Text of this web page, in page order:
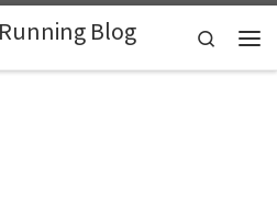
Blog
Search